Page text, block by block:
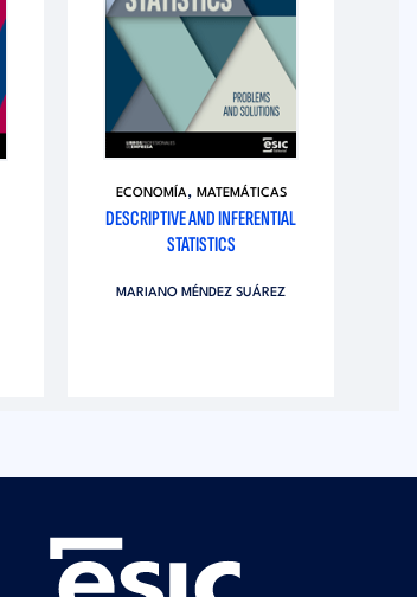
ECONOMÍA, MATEMÁTICAS
DESCRIPTIVE AND INFERENTIAL
STATISTICS
MARIANO MÉNDEZ SUÁREZ